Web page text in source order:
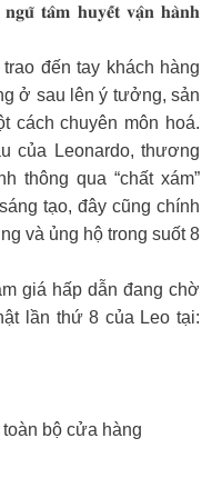
𝐭𝐚̂𝐦 𝐡𝐮𝐲𝐞̂́𝐭 𝐯𝐚̣̂𝐧 𝐡𝐚̀𝐧𝐡
đến tay khách hàng
ở sau lên ý tưởng, sản
cách chuyên môn hoá.
của Leonardo, thương
thông qua “chất xám”
tạo, đây cũng chính
và ủng hộ trong suốt 8
giá hấp dẫn đang chờ
lần thứ 8 của Leo tại:
bộ cửa hàng